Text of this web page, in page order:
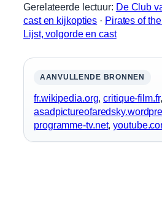
Gerelateerde lectuur: De Club
cast en kijkopties · Pirates of
Lijst, volgorde en cast
AANVULLENDE BRONNEN
fr.wikipedia.org,critique-film.fr
programme-tv.net,